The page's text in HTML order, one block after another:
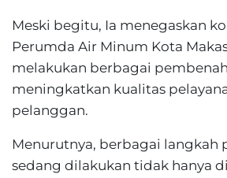
Meski begitu, Ia menegaskan
Perumda Air Minum Kota
melakukan berbagai
meningkatkan kualitas
pelanggan.
Menurutnya, berbagai langkah
sedang dilakukan tidak hanya